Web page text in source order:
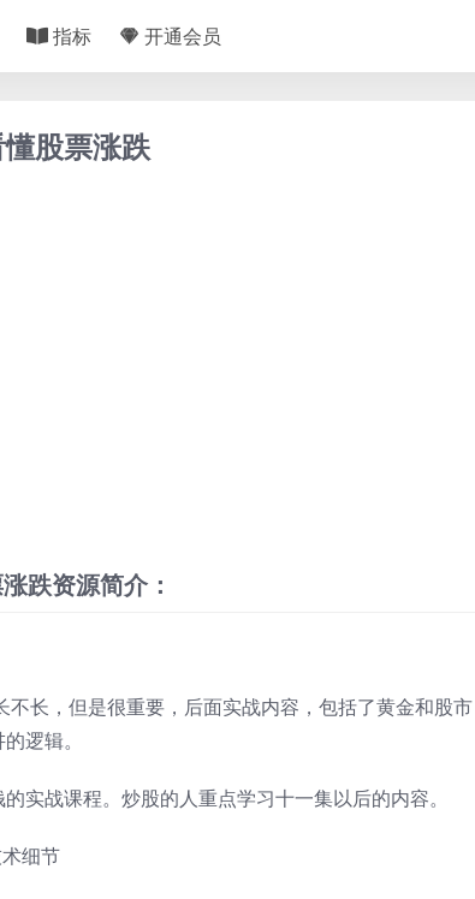
指标 开通会员
股票涨跌
跌资源简介：
长，但是很重要，后面实战内容，包括了黄金和股
逻辑。
实战课程。炒股的人重点学习十一集以后的内容。
细节